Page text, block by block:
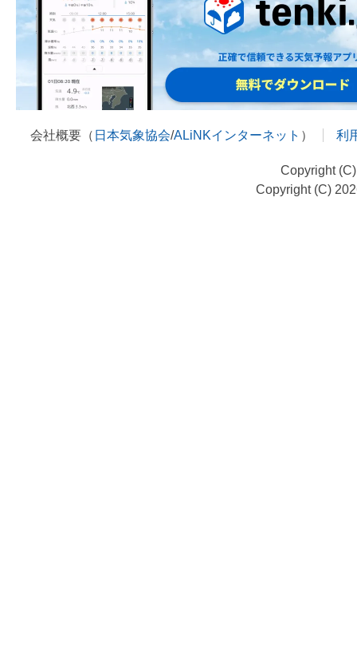
会社概要（ 日本気象協会/ALiNKインターネット ） 利
Copyright
Copyright (C)